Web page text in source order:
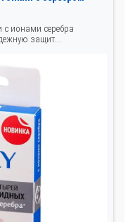
с ионами серебра
защит...